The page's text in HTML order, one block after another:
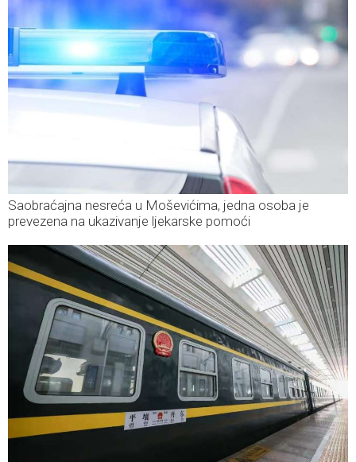
Saobraćajna nesreća u Moševićima, jedna osoba je
prevezena na ukazivanje ljekarske pomoći